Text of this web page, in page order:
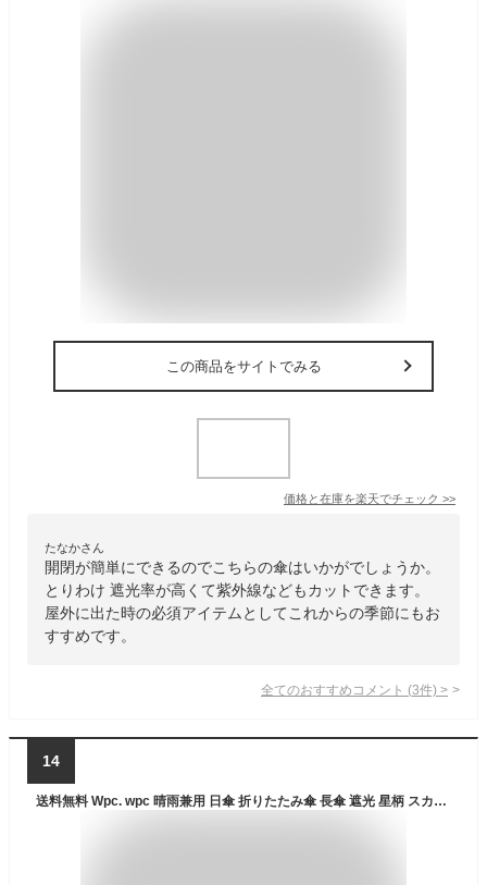
この商品をサイトでみる
価格と在庫を楽天でチェック >>
たなかさん
開閉が簡単にできるのでこちらの傘はいかがでしょうか。
とりわけ 遮光率が高くて紫外線などもカットできます。
屋外に出た時の必須アイテムとしてこれからの季節にもお
すすめです。
全てのおすすめコメント (3件) >
14
送料無料 Wpc. wpc 晴雨兼用 日傘 折りたたみ傘 長傘 遮光 星柄 スカラップ 【 完全遮光 遮光100 遮熱 UVカット 傘 かさ スター ミニ ロング 雨傘 はっ水 レイングッズ 折り畳み 紫外線対策 日焼け対策 コンパクト プレゼント ギフト 母の日 】 バレンタイン umfr